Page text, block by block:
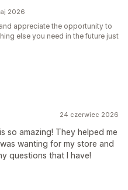
2026
appreciate the opportunity to
else you need in the future just
24 czerwiec 2026
so amazing! They helped me
wanting for my store and
questions that I have!